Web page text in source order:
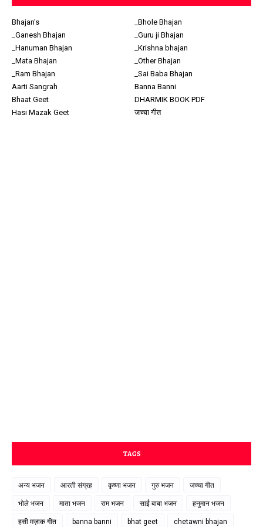
Bhajan's
_Bhole Bhajan
_Ganesh Bhajan
_Guru ji Bhajan
_Hanuman Bhajan
_Krishna bhajan
_Mata Bhajan
_Other Bhajan
_Ram Bhajan
_Sai Baba Bhajan
Aarti Sangrah
Banna Banni
Bhaat Geet
DHARMIK BOOK PDF
Hasi Mazak Geet
जच्चा गीत
TAGS
अन्य भजन आरती संग्रह कृष्णा भजन गुरु भजन जच्चा गीत
भोले भजन माता भजन राम भजन साईं बाबा भजन हनुमान भजन
हसी मज़ाक गीत banna banni bhat geet chetawni bhajan